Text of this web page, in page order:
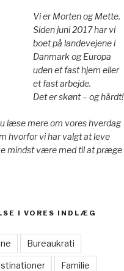
Vi er Morten og Mette.
Siden juni 2017 har vi
boet på landevejene i
Danmark og Europa
uden et fast hjem eller
et fast arbejde.
Det er skønt – og hårdt!
læse mere om vores hverdag
hvorfor vi har valgt at leve
mindst være med til at præge
I VORES INDLÆG
Bureaukrati
Familie